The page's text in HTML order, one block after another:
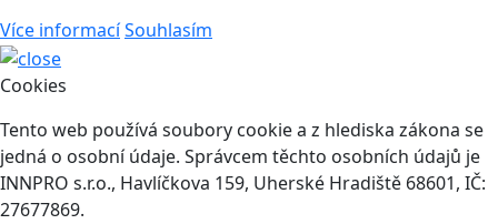
Více informacíSouhlasím
Cookies
Tento web používá soubory cookie a z hlediska zákona se
jedná o osobní údaje. Správcem těchto osobních údajů je
INNPRO s.r.o., Havlíčkova 159, Uherské Hradiště 68601, IČ:
27677869.